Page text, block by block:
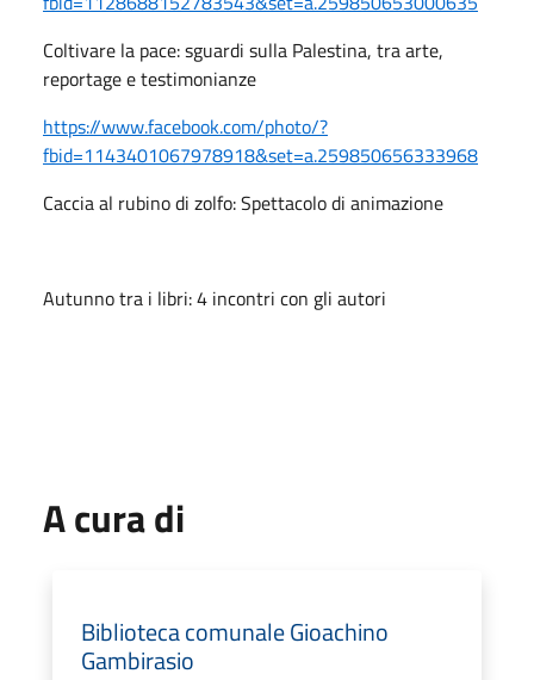
Coltivare la pace: sguardi sulla Palestina, tra arte,
reportage e testimonianze
https://www.facebook.com/photo/?
fbid=1143401067978918&set=a.259850656333968
Caccia al rubino di zolfo: Spettacolo di animazione
Autunno tra i libri: 4 incontri con gli autori
A cura di
Biblioteca comunale Gioachino
Gambirasio